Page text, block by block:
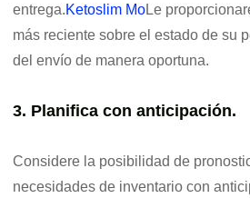
entrega.Ketoslim MoLe
más reciente sobre el estado de su
del envío de manera oportuna.
3. Planifica con anticipación.
Considere la posibilidad de
necesidades de inventario con